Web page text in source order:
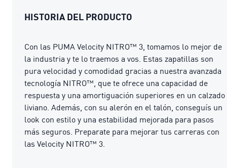
HISTORIA DEL PRODUCTO
Con las PUMA Velocity NITRO™ 3, tomamos lo mejor de
la industria y te lo traemos a vos. Estas zapatillas son
pura velocidad y comodidad gracias a nuestra avanzada
tecnología NITRO™, que te ofrece una capacidad de
respuesta y una amortiguación superiores en un calzado
liviano. Además, con su alerón en el talón, conseguís un
look con estilo y una estabilidad mejorada para pasos
más seguros. Preparate para mejorar tus carreras con
las Velocity NITRO™ 3.